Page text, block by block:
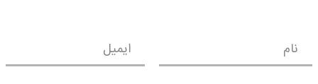
نام ایمیل